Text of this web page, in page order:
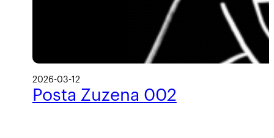
2026-03-12
Posta Zuzena 002